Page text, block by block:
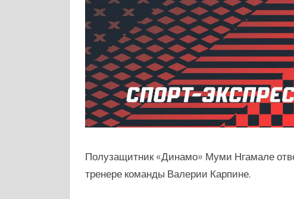
Полузащитник «Динамо» Муми Нгамале
тренере команды Валерии Карпине.